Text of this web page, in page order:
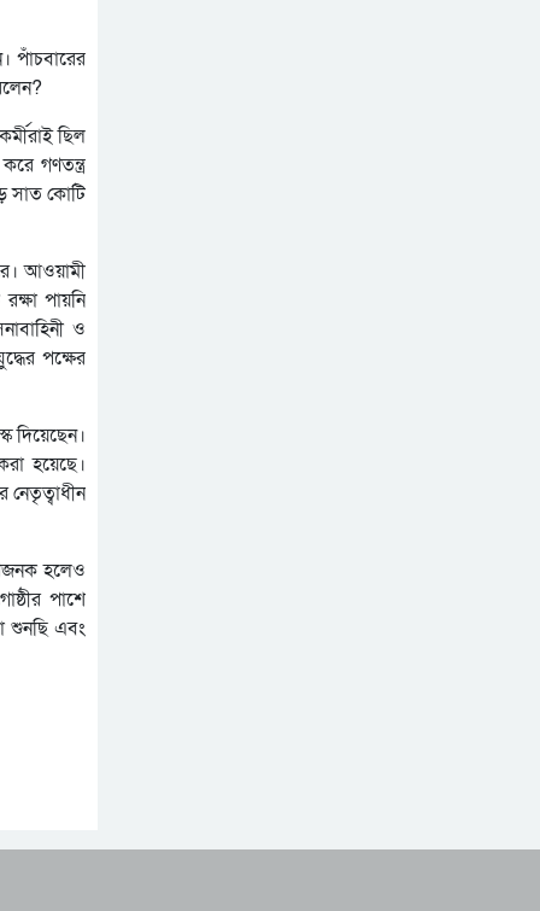
পাঁচবারের
ছিল
গণতন্ত্র
সাত কোটি
আওয়ামী
পায়নি
ও
পক্ষের
দিয়েছেন।
হয়েছে।
হলেও
পাশে
শুনছি এবং